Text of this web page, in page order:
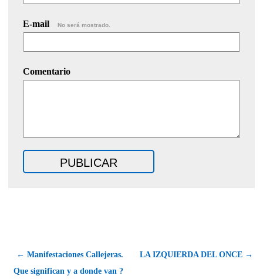
E-mail No será mostrado.
Comentario
← Manifestaciones Callejeras.
Que significan y a donde van ?
LA IZQUIERDA DEL ONCE →